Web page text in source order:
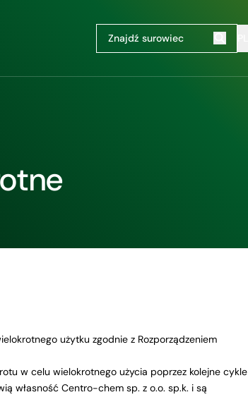
użytku zgodnie z Rozporządzeniem
w celu wielokrotnego użycia poprzez kolejne cykle
własność Centro-chem sp. z o.o. sp.k. i są